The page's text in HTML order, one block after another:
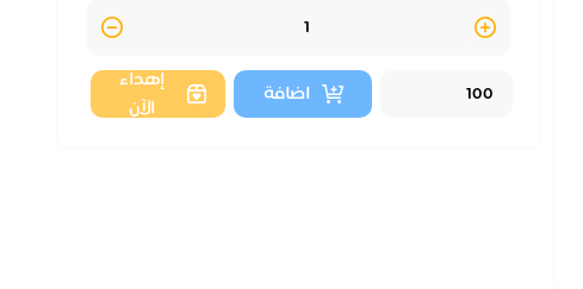
Quantity
اضافة
إهداء
الآن